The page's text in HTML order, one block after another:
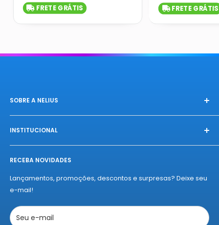
FRETE GRÁTIS FRETE GRÁTIS
SOBRE A NELIUS
Na Nelius, fazemos das compras uma celebração única.
Conectamos você à produtos exclusivos, diretamente das
Nelius e se apaixone por nossos produtos!
INSTITUCIONAL
Início
Sobre a Nelius
Termos de Entregas
Políticas de Privacidade
Trocas e Devoluções
RECEBA NOVIDADES
Lançamentos, promoções, descontos e surpresas? Deixe seu
e-mail!
Seu e-mail